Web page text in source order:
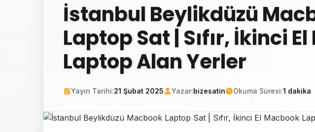
İstanbul Beylikdüzü
Laptop Sat | Sıfır, İkinci
Laptop Alan Yerler
Yayın Tarihi:21 Şubat 2025 Yazar:bizesatin Okuma Süresi:1 dakika